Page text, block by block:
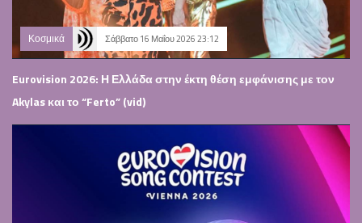
Κοσμικά Σάββατο 16 Μαΐου 2026 23:12
Eurovision 2026: Η Ελλάδα στην έκτη θέση εμφάνισης με τον
Akylas και το “Ferto” (vid)